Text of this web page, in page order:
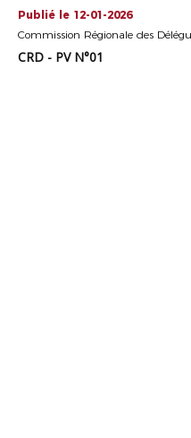
Publié le 12-01-2026
Commission Régionale des
CRD - PV N°01